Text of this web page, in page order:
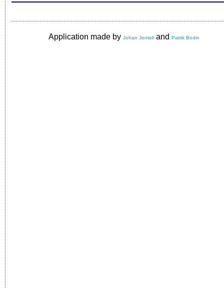
Application made by Johan Jentell and Patrik Bodin